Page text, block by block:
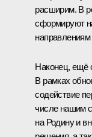
расширим. В
сформируют
направлениям
Наконец, ещё
В рамках
содействие
числе нашим
на Родину и